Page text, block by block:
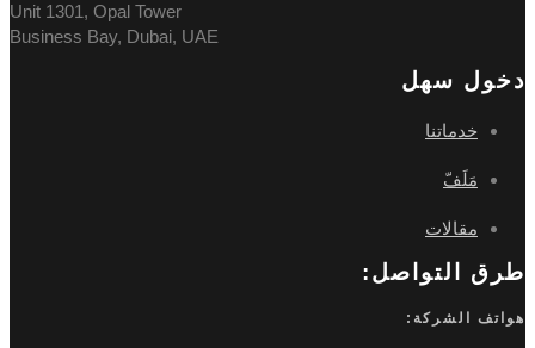
Unit 1301, Opal Tower
Business Bay, Dubai, UAE
دخول سهل
خدماتنا
مَلَفّ
مقالات
طرق التواصل:
هواتف الشركة: